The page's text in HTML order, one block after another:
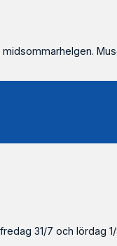
lördag 1/8. Under hela